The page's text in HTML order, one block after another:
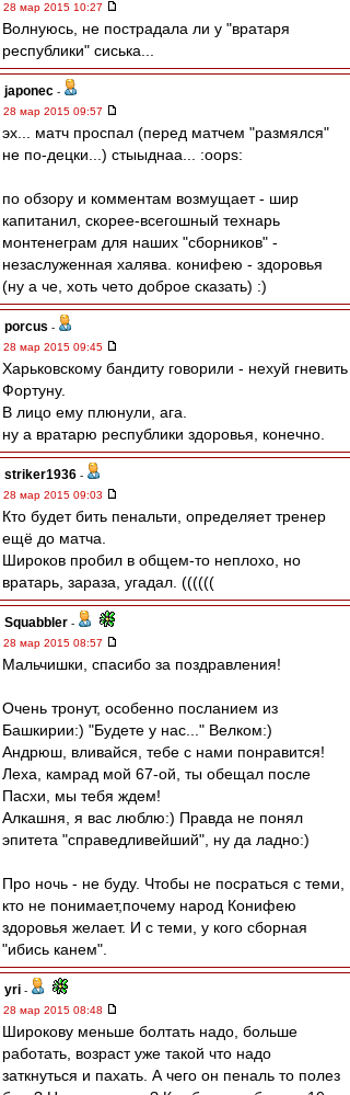
28 мар 2015 10:27
Волнуюсь, не пострадала ли у "вратаря
республики" сиська...
japonec -
28 мар 2015 09:57
эх... матч проспал (перед матчем "размялся"
не по-децки...) стыыднаа... :oops:
по обзору и комментам возмущает - шир
капитанил, скорее-всегошный технарь
монтенеграм для наших "сборников" -
незаслуженная халява. конифею - здоровья
(ну а че, хоть чето доброе сказать) :)
porcus -
28 мар 2015 09:45
Харьковскому бандиту говорили - нехуй гневить
Фортуну.
В лицо ему плюнули, ага.
ну а вратарю республики здоровья, конечно.
striker1936 -
28 мар 2015 09:03
Кто будет бить пенальти, определяет тренер
ещё до матча.
Широков пробил в общем-то неплохо, но
вратарь, зараза, угадал. ((((((
Squabbler -
28 мар 2015 08:57
Мальчишки, спасибо за поздравления!
Очень тронут, особенно посланием из
Башкирии:) "Будете у нас..." Велком:)
Андрюш, вливайся, тебе с нами понравится!
Леха, камрад мой 67-ой, ты обещал после
Пасхи, мы тебя ждем!
Алкашня, я вас люблю:) Правда не понял
эпитета "справедливейший", ну да ладно:)
Про ночь - не буду. Чтобы не посраться с теми,
кто не понимает,почему народ Конифею
здоровья желает. И с теми, у кого сборная
"ибись канем".
yri -
28 мар 2015 08:48
Широкову меньше болтать надо, больше
работать, возраст уже такой что надо
заткнуться и пахать. А чего он пеналь то полез